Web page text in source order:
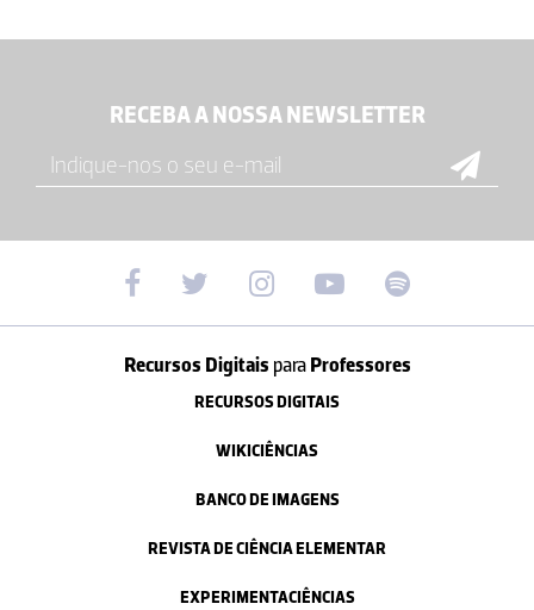
RECEBA A NOSSA NEWSLETTER
Recursos Digitais paraProfessores
RECURSOS DIGITAIS
WIKICIÊNCIAS
BANCO DE IMAGENS
REVISTA DE CIÊNCIA ELEMENTAR
EXPERIMENTACIÊNCIAS